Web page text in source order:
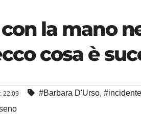
con la mano
cosa è
22:09 #Barbara D'Urso,